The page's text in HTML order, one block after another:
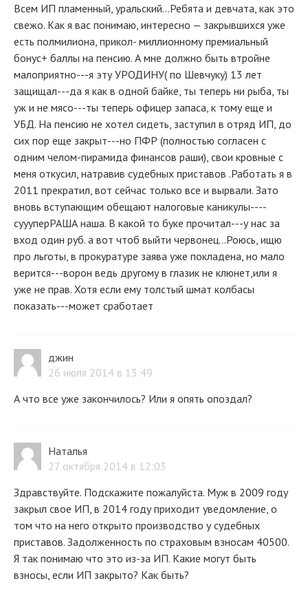
Всем ИП пламенный, уральский...Ребята и девчата, как это
свежо. Как я вас понимаю, интересно — закрывшихся уже
есть полмилиона, прикол- миллионному премиальный
бонус+ баллы на пенсию. А мне должно быть втройне
малоприятно---я эту УРОДИНУ( по Шевчуку) 13 лет
защищал---да я как в одной байке, ты теперь ни рыба, ты
уж и не мясо---ты теперь офицер запаса, к тому еще и
УБД. На пенсию не хотел сидеть, заступил в отряд ИП, до
сих пор еще закрыт---но ПФР (полностью согласен с
одним челом-пирамида финансов раши), свои кровные с
меня откусил, натравив судебных приставов .Работать я в
2011 прекратил, вот сейчас только все и вырвали. Зато
вновь вступающим обещают налоговые каникулы----
суууперРАША наша. В какой то буке прочитал---у нас за
вход один руб. а вот чтоб выйти червонец...Роюсь, ищю
про льготы, в прокуратуре заява уже покладена, но мало
верится---ворон ведь другому в глазик не клюнет,или я
уже не прав. Хотя если ему толстый шмат колбасы
показать---может сработает
джин
26 июля 2014 в 13:49
А что все уже закончилось? Или я опять опоздал?
Наталья
27 октября 2014 в 12:03
Здравствуйте. Подскажите пожалуйста. Муж в 2009 году
закрыл свое ИП, в 2014 году приходит уведомление, о
том что на него открыто производство у судебных
приставов. Задолженность по страховым взносам 40500.
Я так понимаю что это из-за ИП. Какие могут быть
взносы, если ИП закрыто? Как быть?